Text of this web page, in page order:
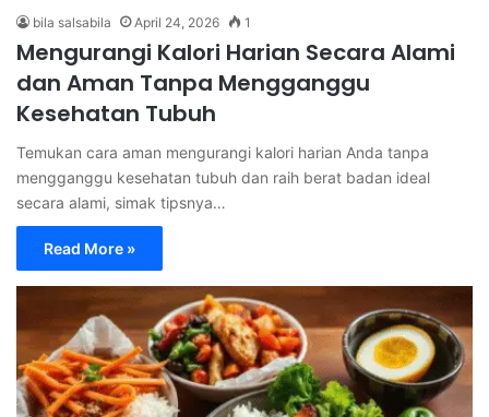
bila salsabila April 24, 2026 1
Mengurangi Kalori Harian Secara Alami
dan Aman Tanpa Mengganggu
Kesehatan Tubuh
Temukan cara aman mengurangi kalori harian Anda tanpa
mengganggu kesehatan tubuh dan raih berat badan ideal
secara alami, simak tipsnya…
Read More »